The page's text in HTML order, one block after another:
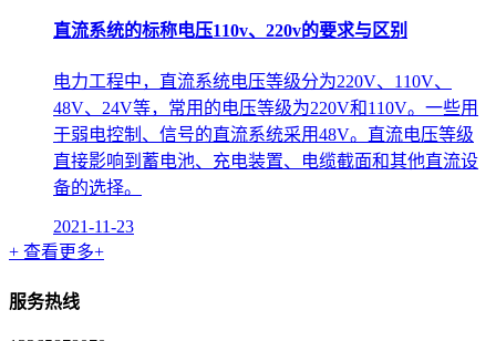
直流系统的标称电压110v、220v的要求与区别
电力工程中，直流系统电压等级分为220V、110V、
48V、24V等，常用的电压等级为220V和110V。一些用
于弱电控制、信号的直流系统采用48V。直流电压等级
直接影响到蓄电池、充电装置、电缆截面和其他直流设
备的选择。
2021-11-23
+ 查看更多+
服务热线